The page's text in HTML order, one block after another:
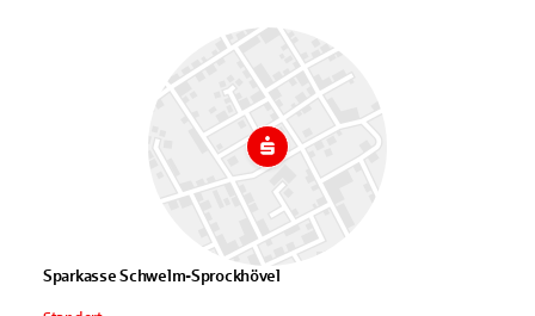
Sparkasse Schwelm-Sprockhövel